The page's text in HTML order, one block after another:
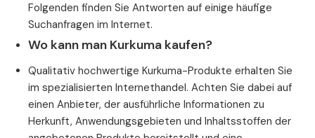
Folgenden finden Sie Antworten auf einige häufige
Suchanfragen im Internet.
Wo kann man Kurkuma kaufen?
Qualitativ hochwertige Kurkuma-Produkte erhalten Sie
im spezialisierten Internethandel. Achten Sie dabei auf
einen Anbieter, der ausführliche Informationen zu
Herkunft, Anwendungsgebieten und Inhaltsstoffen der